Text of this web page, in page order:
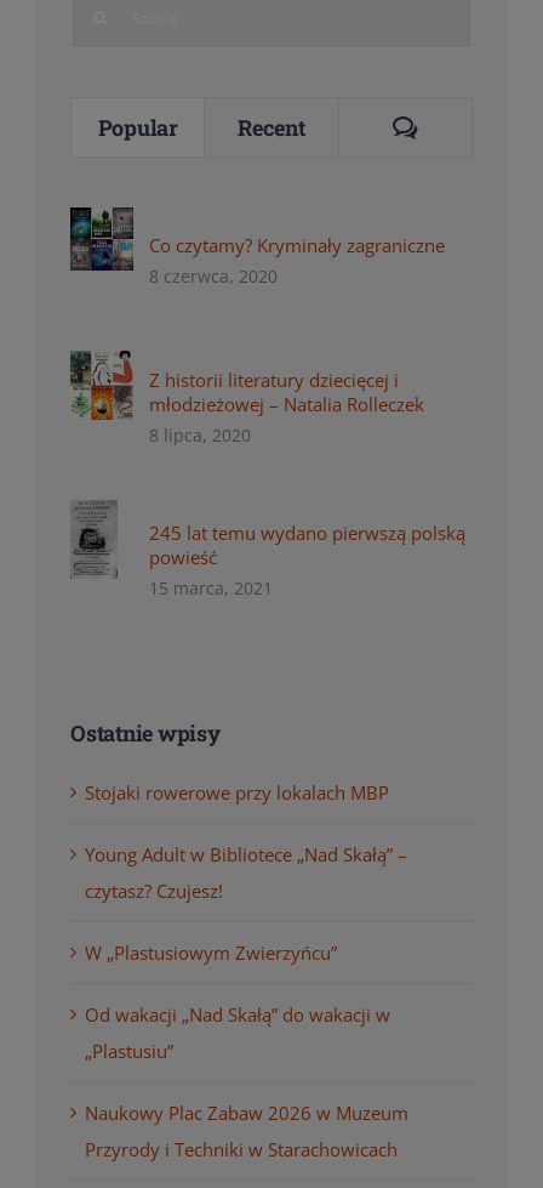
Popular Recent Comments
Co czytamy? Kryminały zagraniczne
8 czerwca, 2020
Z historii literatury dziecięcej i
młodzieżowej – Natalia Rolleczek
8 lipca, 2020
245 lat temu wydano pierwszą polską
powieść
15 marca, 2021
Ostatnie wpisy
Stojaki rowerowe przy lokalach MBP
Young Adult w Bibliotece „Nad Skałą” –
czytasz? Czujesz!
W „Plastusiowym Zwierzyńcu”
Od wakacji „Nad Skałą” do wakacji w
„Plastusiu”
Naukowy Plac Zabaw 2026 w Muzeum
Przyrody i Techniki w Starachowicach